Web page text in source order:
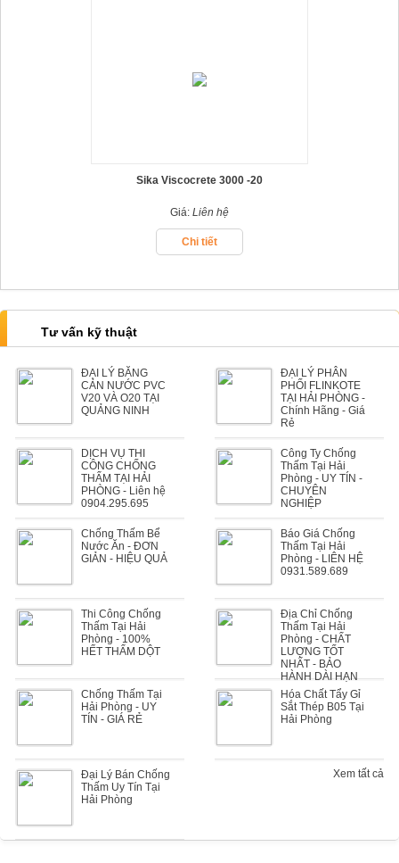
Sika Viscocrete 3000 -20
Giá: Liên hệ
Chi tiết
Tư vấn kỹ thuật
ĐẠI LÝ BĂNG
CẢN NƯỚC PVC
V20 VÀ O20 TẠI
QUẢNG NINH
ĐẠI LÝ PHÂN
PHỐI FLINKOTE
TẠI HẢI PHÒNG -
Chính Hãng - Giá
Rẻ
DỊCH VỤ THI
CÔNG CHỐNG
THẤM TẠI HẢI
PHÒNG - Liên hệ
0904.295.695
Công Ty Chống
Thấm Tại Hải
Phòng - UY TÍN -
CHUYÊN
NGHIỆP
Chống Thấm Bể
Nước Ăn - ĐƠN
GIẢN - HIỆU QUẢ
Báo Giá Chống
Thấm Tại Hải
Phòng - LIÊN HỆ
0931.589.689
Thi Công Chống
Thấm Tại Hải
Phòng - 100%
HẾT THẤM DỘT
Địa Chỉ Chống
Thấm Tại Hải
Phòng - CHẤT
LƯỢNG TỐT
NHẤT - BẢO
HÀNH DÀI HẠN
Chống Thấm Tại
Hải Phòng - UY
TÍN - GIÁ RẺ
Hóa Chất Tẩy Gỉ
Sắt Thép B05 Tại
Hải Phòng
Đại Lý Bán Chống
Thấm Uy Tín Tại
Hải Phòng
Xem tất cả